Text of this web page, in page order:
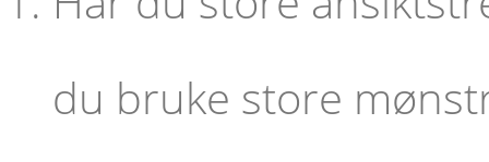
du bruke store